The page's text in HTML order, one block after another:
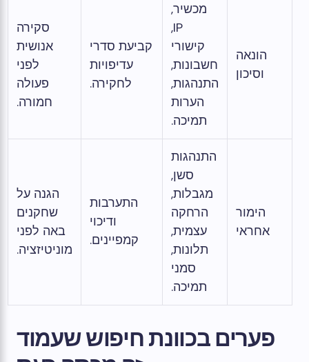
הונאה
וסיכון
מכשיר,
IP,
קישורי
חשבונות,
התנהגות,
הערות
תמיכה.
קביעת סדרי
עדיפויות
לחקירה.
סקירה
אנושית
לפני
פעולה
חמורה.
הימור
אחראי
התנהגות
סשן,
מגבלות,
הרחקה
עצמית,
תלונות,
סמני
תמיכה.
התערבות
ודיכוי
קמפיינים.
הגנה על
שחקנים
באה לפני
מוניטיזציה.
פערים בכוונת חיפוש שעמוד